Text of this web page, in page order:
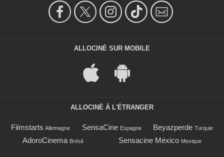
ALLOCINÉ SUR MOBILE
ALLOCINÉ À L'ÉTRANGER
Filmstarts Allemagne SensaCine Espagne Beyazperde Turquie
AdoroCinema Brésil Sensacine México Mexique